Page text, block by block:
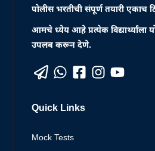
पोलीस भरतीची संपूर्ण तयारी एकाच
आमचे ध्येय आहे प्रत्येक विद्यार्थ्यांला
उपलब करून देणे.
Quick Links
Mock Tests